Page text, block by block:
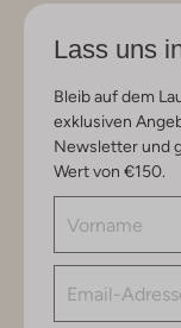
Lass uns
Bleib auf dem
exklusiven
Newsletter und
Wert von €150.